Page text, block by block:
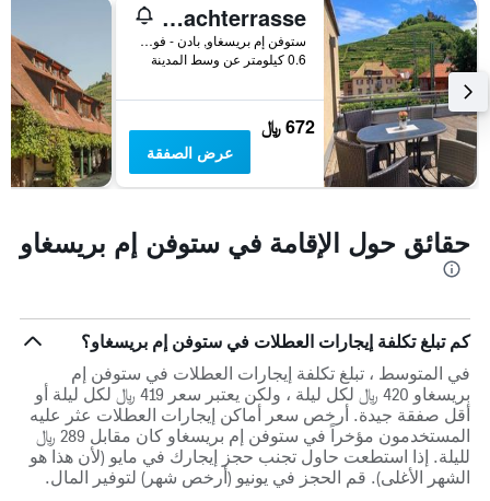
Penthouse Burgblick mit Dachterrasse
ستوفن إم بريسغاو, بادن - فورتمبيرغ, ألمانيا
0.6 كيلومتر عن وسط المدينة
672 ﷼
عرض الصفقة
حقائق حول الإقامة في ستوفن إم بريسغاو
كم تبلغ تكلفة إيجارات العطلات في ستوفن إم بريسغاو؟
في المتوسط ، تبلغ تكلفة إيجارات العطلات في ستوفن إم
بريسغاو 420 ﷼ لكل ليلة ، ولكن يعتبر سعر 419 ﷼ لكل ليلة أو
أقل صفقة جيدة. أرخص سعر أماكن إيجارات العطلات عثر عليه
المستخدمون مؤخراً في ستوفن إم بريسغاو كان مقابل 289 ﷼
لليلة. إذا استطعت حاول تجنب حجز إيجارك في مايو (لأن هذا هو
الشهر الأغلى). قم الحجز في يونيو (أرخص شهر) لتوفير المال.